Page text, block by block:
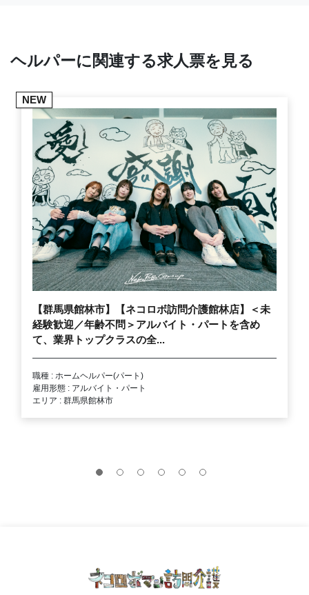
ヘルパーに関連する求人票を見る
NEW
【群馬県館林市】【ネコロボ訪問介護館林店】＜未
経験歓迎／年齢不問＞アルバイト・パートを含め
て、業界トップクラスの全...
職種 : ホームヘルパー(パート)
雇用形態 : アルバイト・パート
エリア : 群馬県館林市